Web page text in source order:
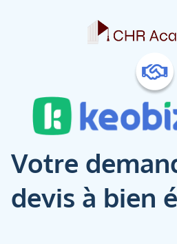
Votre
devis à bien